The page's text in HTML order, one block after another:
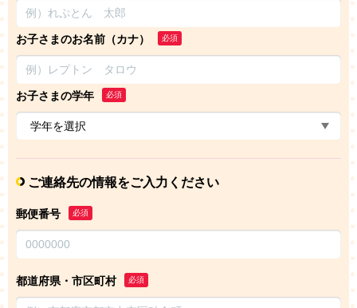
お子さまのお名前（カナ） 必須
お子さまの学年 必須
ご連絡先の情報をご入力ください
郵便番号 必須
都道府県・市区町村 必須